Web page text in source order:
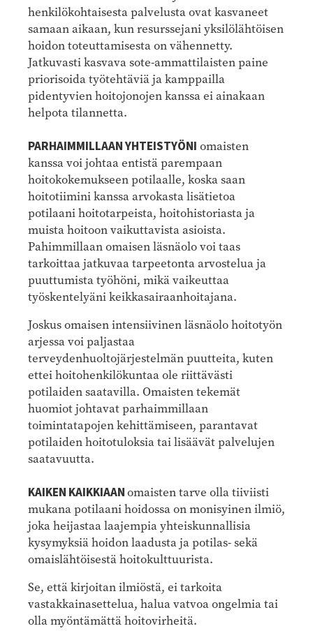
henkilökohtaisesta palvelusta ovat kasvaneet
samaan aikaan, kun resurssejani yksilölähtöisen
hoidon toteuttamisesta on vähennetty.
Jatkuvasti kasvava sote-ammattilaisten paine
priorisoida työtehtäviä ja kamppailla
pidentyvien hoitojonojen kanssa ei ainakaan
helpota tilannetta.
PARHAIMMILLAAN YHTEISTYÖNI omaisten
kanssa voi johtaa entistä parempaan
hoitokokemukseen potilaalle, koska saan
hoitotiimini kanssa arvokasta lisätietoa
potilaani hoitotarpeista, hoitohistoriasta ja
muista hoitoon vaikuttavista asioista.
Pahimmillaan omaisen läsnäolo voi taas
tarkoittaa jatkuvaa tarpeetonta arvostelua ja
puuttumista työhöni, mikä vaikeuttaa
työskentelyäni keikkasairaanhoitajana.
Joskus omaisen intensiivinen läsnäolo hoitotyön
arjessa voi paljastaa
terveydenhuoltojärjestelmän puutteita, kuten
ettei hoitohenkilökuntaa ole riittävästi
potilaiden saatavilla. Omaisten tekemät
huomiot johtavat parhaimmillaan
toimintatapojen kehittämiseen, parantavat
potilaiden hoitotuloksia tai lisäävät palvelujen
saatavuutta.
KAIKEN KAIKKIAANomaisten tarve olla tiiviisti
mukana potilaani hoidossa on monisyinen ilmiö,
joka heijastaa laajempia yhteiskunnallisia
kysymyksiä hoidon laadusta ja potilas- sekä
omaislähtöisestä hoitokulttuurista.
Se, että kirjoitan ilmiöstä, ei tarkoita
vastakkainasettelua, halua vatvoa ongelmia tai
olla myöntämättä hoitovirheitä.